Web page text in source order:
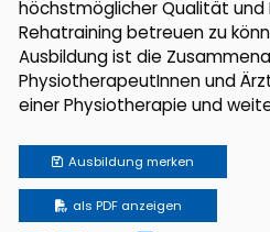
höchstmöglicher Qualität und
Rehatraining betreuen zu
Ausbildung ist die
PhysiotherapeutInnen und
einer Physiotherapie und
Ausbildung merken
als PDF anzeigen